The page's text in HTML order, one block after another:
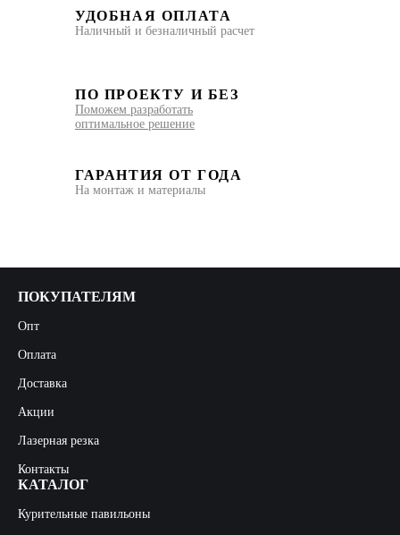
УДОБНАЯ ОПЛАТА
Наличный и безналичный расчет
ПО ПРОЕКТУ И БЕЗ
Поможем разработать
оптимальное решение
ГАРАНТИЯ ОТ ГОДА
На монтаж и материалы
ПОКУПАТЕЛЯМ
Опт
Оплата
Доставка
Акции
Лазерная резка
Контакты
КАТАЛОГ
Курительные павильоны